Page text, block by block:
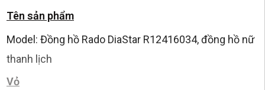
Tên sản phẩm
Model: Đồng hồ Rado DiaStar R12416034, đồng hồ nữ
thanh lịch
Vỏ